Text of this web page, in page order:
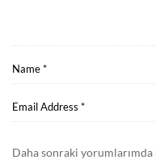
Daha sonraki yorumlarımda